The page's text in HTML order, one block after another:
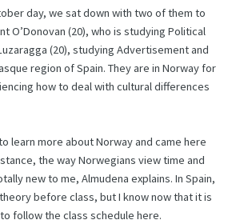
day, we sat down with two of them to
O’Donovan (20), who is studying Political
(20), studying Advertisement and
region of Spain. They are in Norway for
how to deal with cultural differences
learn more about Norway and came here
the way Norwegians view time and
new to me, Almudena explains. In Spain,
before class, but I know now that it is
follow the class schedule here.